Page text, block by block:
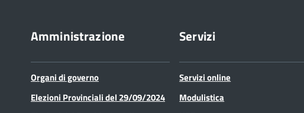
Amministrazione
Organi di governo
Elezioni Provinciali del 29/09/2024
Servizi
Servizi online
Modulistica